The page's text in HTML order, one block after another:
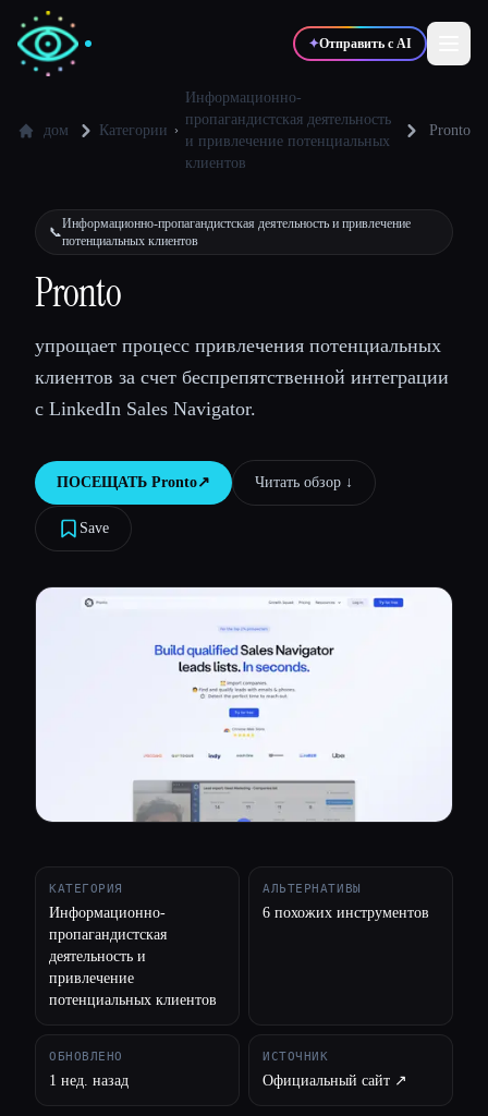
✦Отправить с AI
💻 Разработчики 📈 Маркетологи
🎓Студенты
Сравнить инструменты
Все категории
дом Категории
Информационно-
пропагандистская деятельность
и привлечение потенциальных
клиентов
Pronto
📞
Информационно-пропагандистская деятельность и привлечение
потенциальных клиентов
Pronto
упрощает процесс привлечения потенциальных
клиентов за счет беспрепятственной интеграции
с LinkedIn Sales Navigator.
ПОСЕЩАТЬ Pronto↗︎ Читать обзор ↓︎
Save
КАТЕГОРИЯ
Информационно-
пропагандистская
деятельность и
привлечение
потенциальных клиентов
АЛЬТЕРНАТИВЫ
6 похожих инструментов
ОБНОВЛЕНО
1 нед. назад
ИСТОЧНИК
Официальный сайт ↗︎